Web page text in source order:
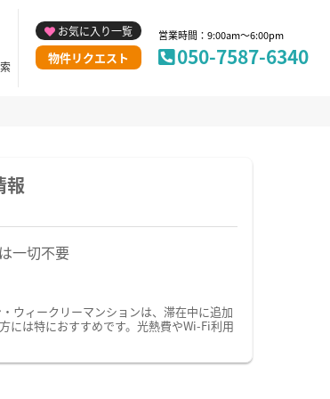
お気に入り一覧
物件リクエスト
営業時間：9:00am～6:00pm
050-7587-6340
報
一切不要
ウィークリーマンションは、滞在中に追加
には特におすすめです。光熱費やWi-Fi利用